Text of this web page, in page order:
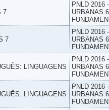
7
PNLD 2016
URBANAS
7
PNLD 2016
URBANAS
LINGUAGENS
PNLD 2016
URBANAS
LINGUAGENS
PNLD 2016
URBANAS